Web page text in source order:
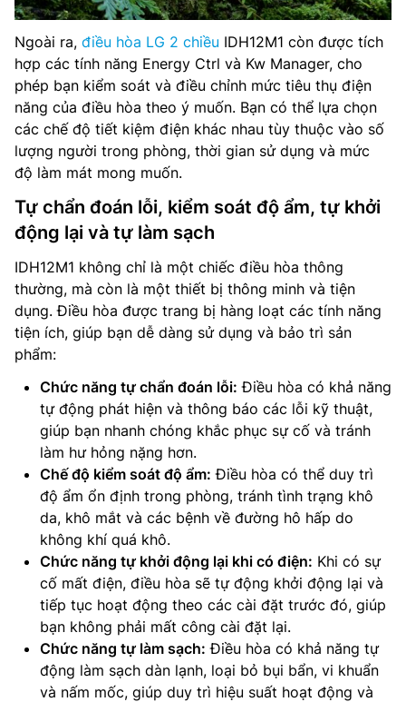
Ngoài ra, điều hòa LG 2 chiều IDH12M1 còn được tích
hợp các tính năng Energy Ctrl và Kw Manager, cho
phép bạn kiểm soát và điều chỉnh mức tiêu thụ điện
năng của điều hòa theo ý muốn. Bạn có thể lựa chọn
các chế độ tiết kiệm điện khác nhau tùy thuộc vào số
lượng người trong phòng, thời gian sử dụng và mức
độ làm mát mong muốn.
Tự chẩn đoán lỗi, kiểm soát độ ẩm, tự khởi
động lại và tự làm sạch
IDH12M1 không chỉ là một chiếc điều hòa thông
thường, mà còn là một thiết bị thông minh và tiện
dụng. Điều hòa được trang bị hàng loạt các tính năng
tiện ích, giúp bạn dễ dàng sử dụng và bảo trì sản
phẩm:
Chức năng tự chẩn đoán lỗi: Điều hòa có khả năng
tự động phát hiện và thông báo các lỗi kỹ thuật,
giúp bạn nhanh chóng khắc phục sự cố và tránh
làm hư hỏng nặng hơn.
Chế độ kiểm soát độ ẩm: Điều hòa có thể duy trì
độ ẩm ổn định trong phòng, tránh tình trạng khô
da, khô mắt và các bệnh về đường hô hấp do
không khí quá khô.
Chức năng tự khởi động lại khi có điện: Khi có sự
cố mất điện, điều hòa sẽ tự động khởi động lại và
tiếp tục hoạt động theo các cài đặt trước đó, giúp
bạn không phải mất công cài đặt lại.
Chức năng tự làm sạch: Điều hòa có khả năng tự
động làm sạch dàn lạnh, loại bỏ bụi bẩn, vi khuẩn
và nấm mốc, giúp duy trì hiệu suất hoạt động và